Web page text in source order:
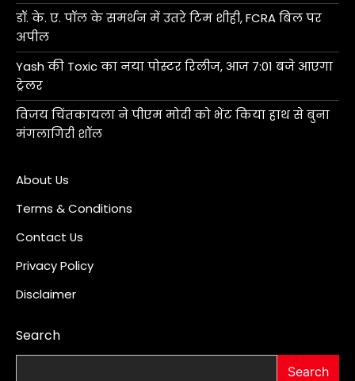
डॉ. के. ए. पॉल के समर्थन में उतरे टिम शीही, FCRA बिल पर
अपील
Yash की Toxic का नया पोस्टर रिलीज, आज 7:01 बजे आएगा
ट्रेलर
विजय चिंतकायला ने पीएम मोदी को भेंट किया हाथ से बुना
मंगलागिरी शॉल
About Us
Terms & Conditions
Contact Us
Privacy Policy
Disclaimer
Search
Search